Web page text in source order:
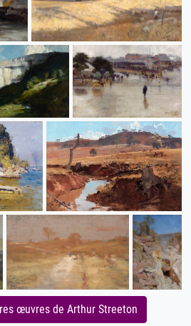
œuvres de Arthur Streeton